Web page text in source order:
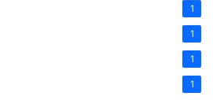
1
1
1
1